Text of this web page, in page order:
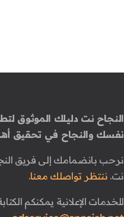
النجاح نت دليلك الموثوق
نفسك والنجاح في تحقيق
نرحب بانضمامك إلى فريق
نت. ننتظر تواصلك معنا.
للخدمات الإعلانية يمكنكم